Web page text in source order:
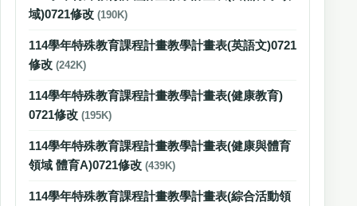
域)0721修改 (190K)
114學年特殊教育課程計畫教學計畫表(英語文)0721
修改 (242K)
114學年特殊教育課程計畫教學計畫表(健康教育)
0721修改 (195K)
114學年特殊教育課程計畫教學計畫表(健康與體育
領域 體育A)0721修改 (439K)
114學年特殊教育課程計畫教學計畫表(綜合活動領